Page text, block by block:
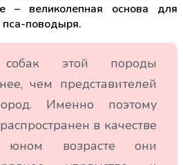
– великолепная основа для
пса-поводыря.
собак этой породы
чем представителей
Именно поэтому
в качестве
возрасте они